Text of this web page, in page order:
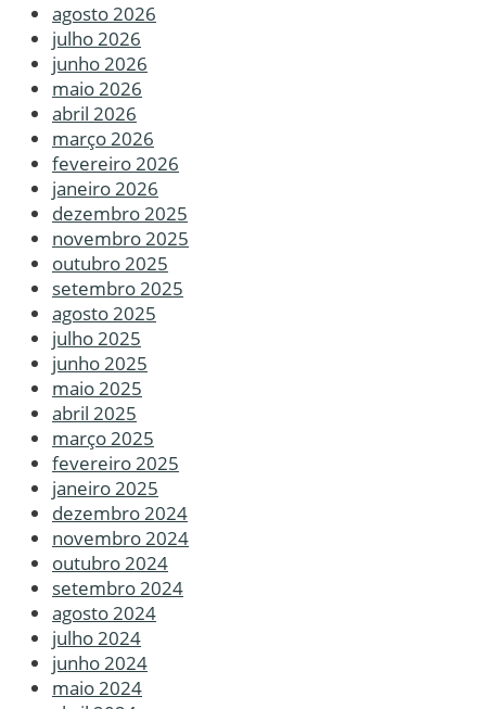
agosto 2026
julho 2026
junho 2026
maio 2026
abril 2026
março 2026
fevereiro 2026
janeiro 2026
dezembro 2025
novembro 2025
outubro 2025
setembro 2025
agosto 2025
julho 2025
junho 2025
maio 2025
abril 2025
março 2025
fevereiro 2025
janeiro 2025
dezembro 2024
novembro 2024
outubro 2024
setembro 2024
agosto 2024
julho 2024
junho 2024
maio 2024